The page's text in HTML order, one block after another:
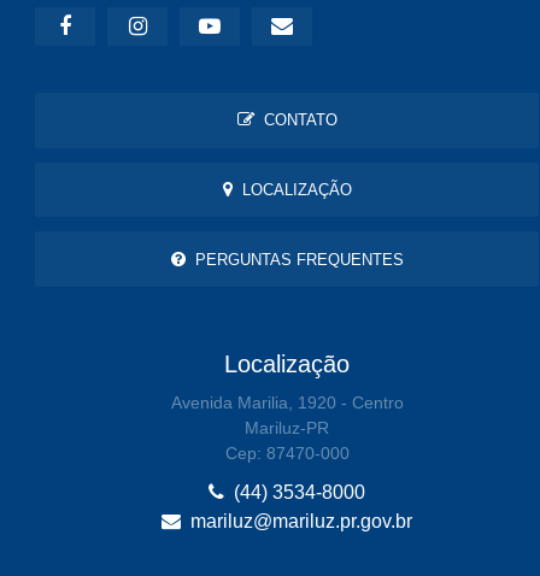
CONTATO
LOCALIZAÇÃO
PERGUNTAS FREQUENTES
Localização
Avenida Marilia, 1920 - Centro
Mariluz-PR
Cep: 87470-000
(44) 3534-8000
mariluz@mariluz.pr.gov.br